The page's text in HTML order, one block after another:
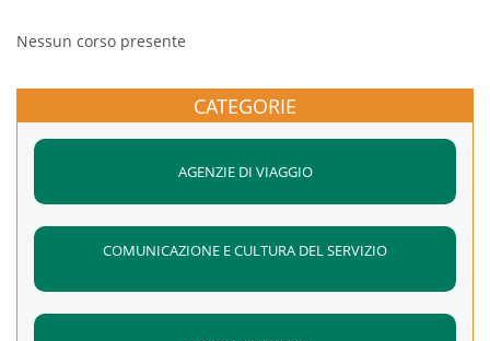
Nessun corso presente
CATEGORIE
AGENZIE DI VIAGGIO
COMUNICAZIONE E CULTURA DEL SERVIZIO